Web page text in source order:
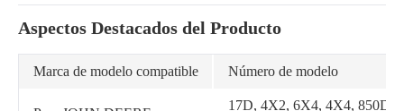
Aspectos Destacados del Producto
Marca de modelo compatible Número de modelo
17D, 4X2, 6X4, 4X4, 850D,